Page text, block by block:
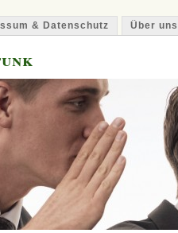
& Datenschutz Über uns